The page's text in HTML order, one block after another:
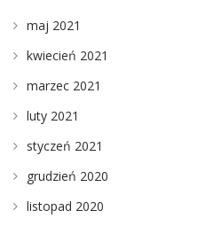
maj 2021
kwiecień 2021
marzec 2021
luty 2021
styczeń 2021
grudzień 2020
listopad 2020